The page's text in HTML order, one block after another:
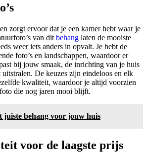
zorgt ervoor dat je een kamer hebt waar je
van dit behang laten de mooiste
weer iets anders in opvalt. Je hebt de
foto’s en landschappen, waardoor er
bij jouw smaak, de inrichting van je huis
De keuzes zijn eindeloos en elk
kwaliteit, waardoor je altijd voorzien
die nog jaren mooi blijft.
juiste behang voor jouw huis
voor de laagste prijs